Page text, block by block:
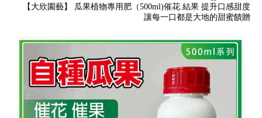
【大欣園藝】 瓜果植物專用肥（500ml)催花 結果 提升口感甜度
讓每一口都是大地的甜蜜饋贈